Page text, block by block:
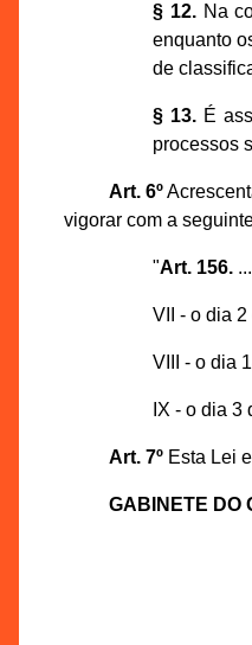
§ 12.Na
enquanto
de
§ 13. É
processos
Art. 6º
vigorar com a
"Art. 156.
VII - o dia
VIII - o dia
IX - o dia
Art. 7ºEsta Lei
GABINETE DO